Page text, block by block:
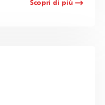
Scopri di più